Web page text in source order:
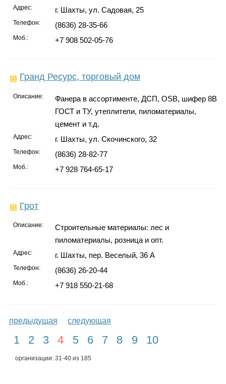
Адрес: г. Шахты, ул. Садовая, 25
Телефон: (8636) 28-35-66
Моб.: +7 908 502-05-76
Гранд Ресурс, торговый дом
Описание:
Фанера в ассортименте, ДСП, OSB, шифер 8В
ГОСТ и ТУ, утеплители, пиломатериалы,
цемент и т.д.
Адрес: г. Шахты, ул. Скочинского, 32
Телефон: (8636) 28-82-77
Моб.: +7 928 764-65-17
Грот
Описание:
Строительные материалы: лес и
пиломатериалы, розница и опт.
Адрес: г. Шахты, пер. Веселый, 36 А
Телефон: (8636) 26-20-44
Моб.: +7 918 550-21-68
предыдущая следующая
1 2 3 4 5 6 7 8 9 10
организации: 31-40 из 185